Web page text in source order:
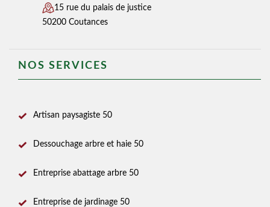
15 rue du palais de justice
50200 Coutances
NOS SERVICES
Artisan paysagiste 50
Dessouchage arbre et haie 50
Entreprise abattage arbre 50
Entreprise de jardinage 50